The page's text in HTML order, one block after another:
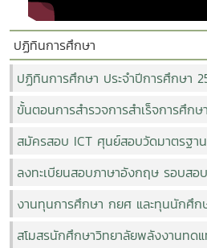
ปฏิทินการศึกษา
ปฏิทินการศึกษา ประจำปีการศึกษา
ขั้นตอนการสำรวจการสำเร็จการศึกษา
สมัครสอบ ICT ศุนย์สอบวัดมาตรฐาน
ลงทะเบียนสอบภาษาอังกฤษ รอบสอบ
งานทุนการศึกษา กยศ และทุนนักศึก
สโมสรนักศึกษาวิทยาลัยพลังงานทด